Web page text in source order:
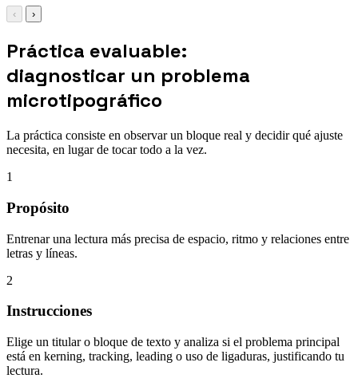
‹ ›
Práctica evaluable:
diagnosticar un problema
microtipográfico
La práctica consiste en observar un bloque real y decidir qué ajuste
necesita, en lugar de tocar todo a la vez.
1
Propósito
Entrenar una lectura más precisa de espacio, ritmo y relaciones entre
letras y líneas.
2
Instrucciones
Elige un titular o bloque de texto y analiza si el problema principal
está en kerning, tracking, leading o uso de ligaduras, justificando tu
lectura.